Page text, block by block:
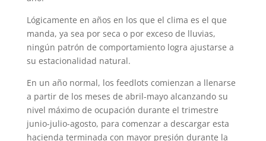
Lógicamente en años en los que el clima es el que
manda, ya sea por seca o por exceso de lluvias,
ningún patrón de comportamiento logra ajustarse a
su estacionalidad natural.
En un año normal, los feedlots comienzan a llenarse
a partir de los meses de abril-mayo alcanzando su
nivel máximo de ocupación durante el trimestre
junio-julio-agosto, para comenzar a descargar esta
hacienda terminada con mayor presión durante la